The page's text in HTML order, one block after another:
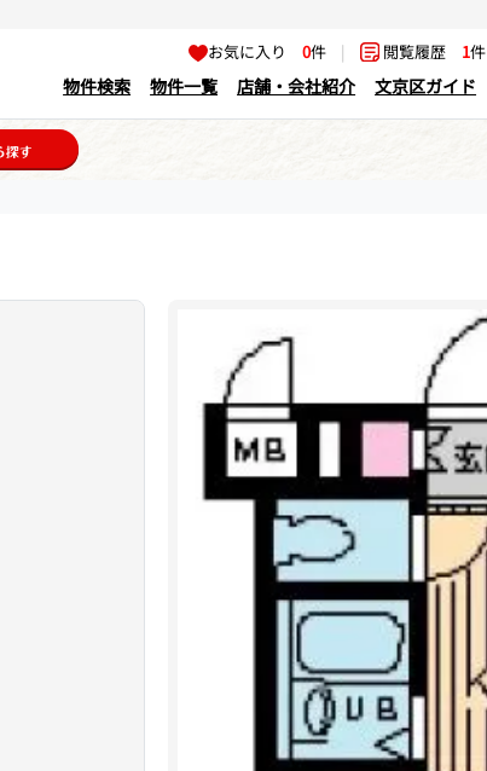
お気に入り0件 | 閲覧履歴 1件
物件検索 物件一覧 店舗・会社紹介 文京区ガイド